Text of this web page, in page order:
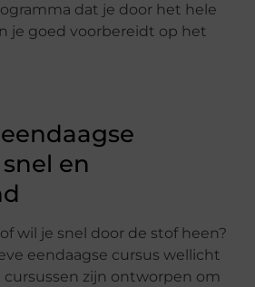
dat je door het hele
je goed voorbereidt op het
en
wil je snel door de stof heen?
eendaagse cursus wellicht
cursussen zijn ontworpen om